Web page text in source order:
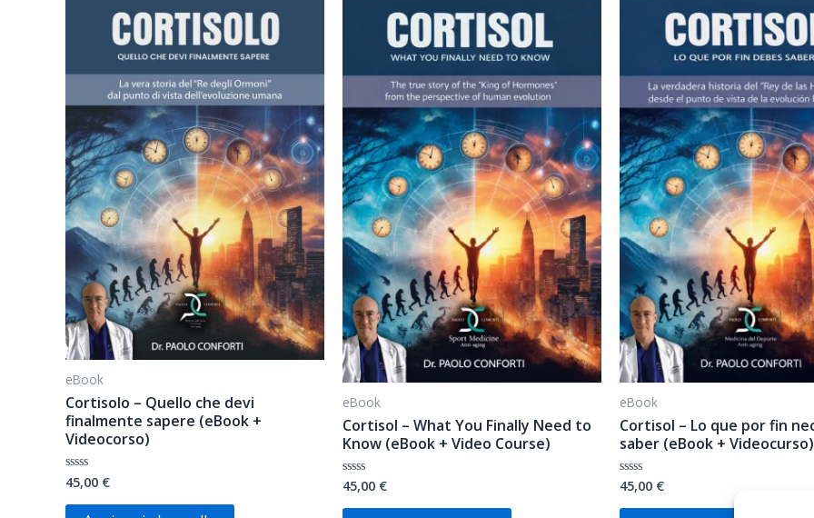
eBook
Cortisolo – Quello che devi
finalmente sapere (eBook +
Videocorso)
Valutato
0
su
45,00 €
eBook
Cortisol – What You Finally Need to
Know (eBook + Video Course)
Valutato
su
45,00 €
eBook
Cortisol – Lo que por fin
saber (eBook + Videocurso)
Valutato
su
45,00 €